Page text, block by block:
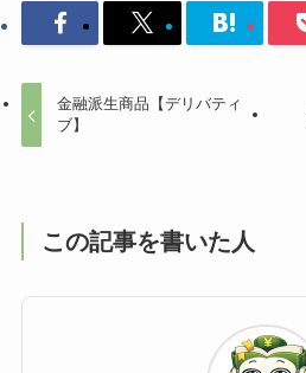
金融派生商品【デリバティ
ブ】
この記事を書いた人